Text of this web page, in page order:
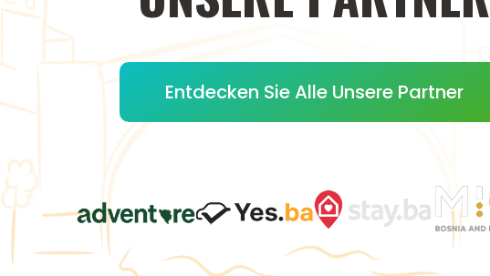
Entdecken Sie Alle Unsere Partner